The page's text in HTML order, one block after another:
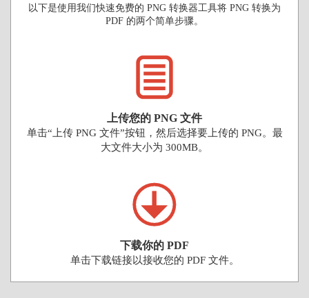
以下是使用我们快速免费的 PNG 转换器工具将 PNG 转换为
PDF 的两个简单步骤。
上传您的 PNG 文件
单击“上传 PNG 文件”按钮，然后选择要上传的 PNG。最
大文件大小为 300MB。
下载你的 PDF
单击下载链接以接收您的 PDF 文件。